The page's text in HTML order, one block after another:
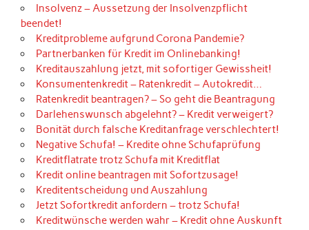
Insolvenz – Aussetzung der Insolvenzpflicht
beendet!
Kreditprobleme aufgrund Corona Pandemie?
Partnerbanken für Kredit im Onlinebanking!
Kreditauszahlung jetzt, mit sofortiger Gewissheit!
Konsumentenkredit – Ratenkredit – Autokredit…
Ratenkredit beantragen? – So geht die Beantragung
Darlehenswunsch abgelehnt? – Kredit verweigert?
Bonität durch falsche Kreditanfrage verschlechtert!
Negative Schufa! – Kredite ohne Schufaprüfung
Kreditflatrate trotz Schufa mit Kreditflat
Kredit online beantragen mit Sofortzusage!
Kreditentscheidung und Auszahlung
Jetzt Sofortkredit anfordern – trotz Schufa!
Kreditwünsche werden wahr – Kredit ohne Auskunft